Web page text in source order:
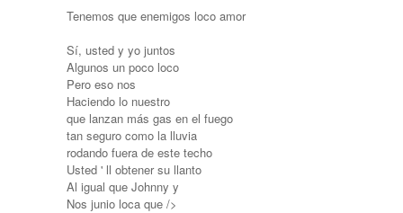
Tenemos que enemigos loco amor
Sí, usted y yo juntos
Algunos un poco loco
Pero eso nos
Haciendo lo nuestro
que lanzan más gas en el fuego
tan seguro como la lluvia
rodando fuera de este techo
Usted ' ll obtener su llanto
Al igual que Johnny y
Nos junio loca que />